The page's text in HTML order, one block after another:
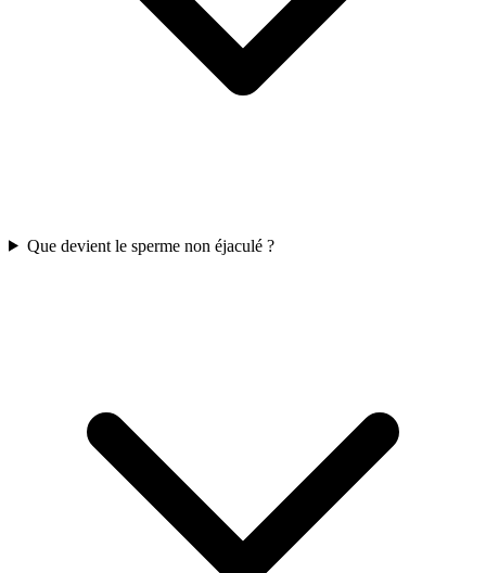
Que devient le sperme non éjaculé ?